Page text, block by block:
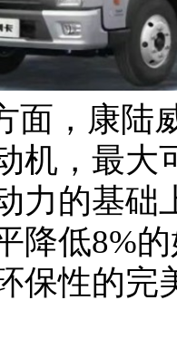
面，康陆
机，最大
力的基础
降低8%
保性的完